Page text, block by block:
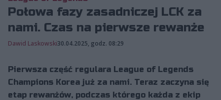
Połowa fazy zasadniczej LCK za
nami. Czas na pierwsze rewanże
Dawid Laskowski30.04.2025, godz. 08:29
Pierwsza część regulara League of Legends
Champions Korea już za nami. Teraz zaczyna się
etap rewanżów, podczas którego każda z ekip